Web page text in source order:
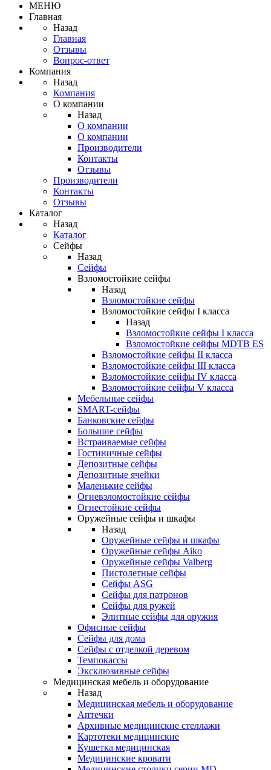
МЕНЮ
Главная
Назад
Главная
Отзывы
Вопрос-ответ
Компания
Назад
Компания
О компании
Назад
О компании
О компании
Производители
Контакты
Отзывы
Производители
Контакты
Отзывы
Каталог
Назад
Каталог
Сейфы
Назад
Сейфы
Взломостойкие сейфы
Назад
Взломостойкие сейфы
Взломостойкие сейфы I класса
Назад
Взломостойкие сейфы I класса
Взломостойкие сейфы MDTB ES
Взломостойкие сейфы II класса
Взломостойкие сейфы III класса
Взломостойкие сейфы IV класса
Взломостойкие сейфы V класса
Мебельные сейфы
SMART-сейфы
Банковские сейфы
Большие сейфы
Встраиваемые сейфы
Гостиничные сейфы
Депозитные сейфы
Депозитные ячейки
Маленькие сейфы
Огневзломостойкие сейфы
Огнестойкие сейфы
Оружейные сейфы и шкафы
Назад
Оружейные сейфы и шкафы
Оружейные сейфы Aiko
Оружейные сейфы Valberg
Пистолетные сейфы
Сейфы ASG
Сейфы для патронов
Сейфы для ружей
Элитные сейфы для оружия
Офисные сейфы
Сейфы для дома
Сейфы с отделкой деревом
Темпокассы
Эксклюзивные сейфы
Медицинская мебель и оборудование
Назад
Медицинская мебель и оборудование
Аптечки
Архивные медицинские стеллажи
Картотеки медицинские
Кушетка медицинская
Медицинские кровати